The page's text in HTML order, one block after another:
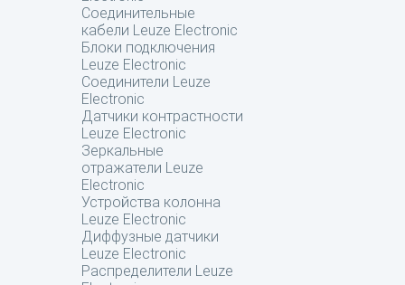
Соединительные
кабели Leuze Electronic
Блоки подключения
Leuze Electronic
Соединители Leuze
Electronic
Датчики контрастности
Leuze Electronic
Зеркальные
отражатели Leuze
Electronic
Устройства колонна
Leuze Electronic
Диффузные датчики
Leuze Electronic
Распределители Leuze